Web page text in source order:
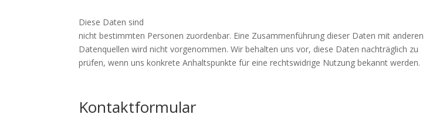
Diese Daten sind
nicht bestimmten Personen zuordenbar. Eine Zusammenführung dieser Daten mit anderen
Datenquellen wird nicht vorgenommen. Wir behalten uns vor, diese Daten nachträglich zu
prüfen, wenn uns konkrete Anhaltspunkte für eine rechtswidrige Nutzung bekannt werden.
Kontaktformular